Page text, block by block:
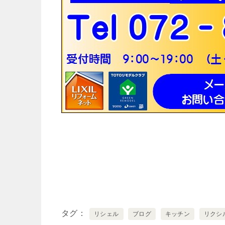
タグ リシェル ブログ キッチン リクシ